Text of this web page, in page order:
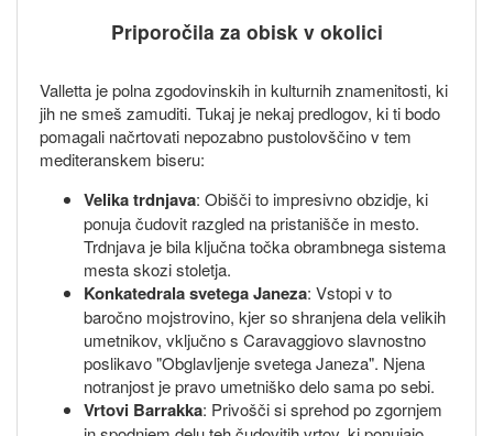
Priporočila za obisk v okolici
Valletta je polna zgodovinskih in kulturnih znamenitosti, ki
jih ne smeš zamuditi. Tukaj je nekaj predlogov, ki ti bodo
pomagali načrtovati nepozabno pustolovščino v tem
mediteranskem biseru:
Velika trdnjava: Obišči to impresivno obzidje, ki
ponuja čudovit razgled na pristanišče in mesto.
Trdnjava je bila ključna točka obrambnega sistema
mesta skozi stoletja.
Konkatedrala svetega Janeza: Vstopi v to
baročno mojstrovino, kjer so shranjena dela velikih
umetnikov, vključno s Caravaggiovo slavnostno
poslikavo "Obglavljenje svetega Janeza". Njena
notranjost je pravo umetniško delo sama po sebi.
Vrtovi Barrakka: Privošči si sprehod po zgornjem